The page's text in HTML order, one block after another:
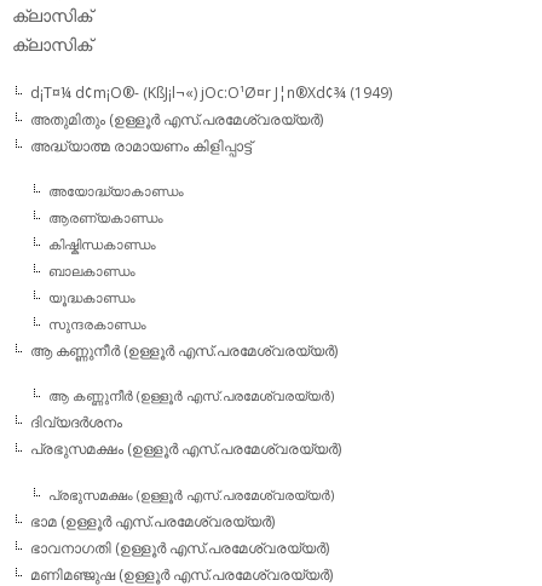
ക്ലാസിക്‌
ക്ലാസിക്
d¡T¤¼ d¢m¡O®- (KßJ¡l¬«) jOc:O¹Ø¤r J¦n®Xd¢¾ (1949)
അതുമിതും (ഉള്ളൂര്‍ എസ്.പരമേശ്വരയ്യര്‍)
അദ്ധ്യാത്മ രാമായണം കിളിപ്പാട്ട്‌
അയോദ്ധ്യാകാണ്ഡം
ആരണ്യകാണ്ഡം
കിഷ്കിന്ധകാണ്ഡം
ബാലകാണ്ഡം
യൂദ്ധകാണ്ഡം
സുന്ദരകാണ്ഡം
ആ കണ്ണുനീര്‍ (ഉള്ളൂര്‍ എസ്.പരമേശ്വരയ്യര്‍)
ആ കണ്ണുനീര്‍ (ഉള്ളൂര്‍ എസ്.പരമേശ്വരയ്യര്‍)
ദിവ്യദര്‍ശനം
പ്രഭുസമക്ഷം (ഉള്ളൂര്‍ എസ്.പരമേശ്വരയ്യര്‍)
പ്രഭുസമക്ഷം (ഉള്ളൂര്‍ എസ്.പരമേശ്വരയ്യര്‍)
ഭാമ (ഉള്ളൂര്‍ എസ്.പരമേശ്വരയ്യര്‍)
ഭാവനാഗതി (ഉള്ളൂര്‍ എസ്.പരമേശ്വരയ്യര്‍)
മണിമഞ്ജുഷ (ഉള്ളൂര്‍ എസ്.പരമേശ്വരയ്യര്‍)